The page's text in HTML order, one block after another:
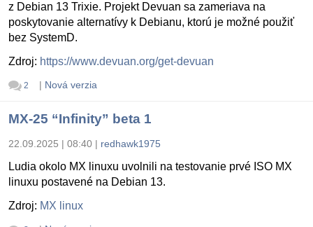
z Debian 13 Trixie. Projekt Devuan sa zameriava na
poskytovanie alternatívy k Debianu, ktorú je možné použiť
bez SystemD.
Zdroj: https://www.devuan.org/get-devuan
2 | Nová verzia
MX-25 “Infinity” beta 1
22.09.2025 | 08:40 | redhawk1975
Ludia okolo MX linuxu uvolnili na testovanie prvé ISO MX
linuxu postavené na Debian 13.
Zdroj: MX linux